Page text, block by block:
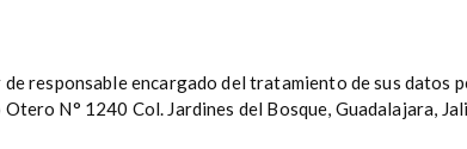
de responsable encargado del tratamiento de sus datos
N° 1240 Col. Jardines del Bosque, Guadalajara,